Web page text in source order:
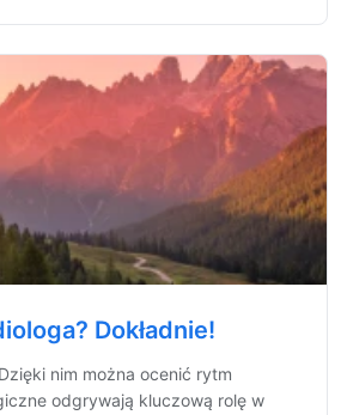
Dokładnie!
nim można ocenić rytm
odgrywają kluczową rolę w